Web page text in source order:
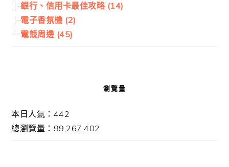
銀行、信用卡最佳攻略 (14)
電子香氛機 (2)
電競周邊 (45)
瀏覽量
本日人氣：442
總瀏覽量：99,267,402